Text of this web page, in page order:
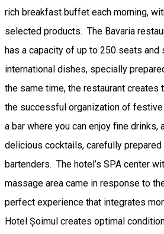
rich breakfast buffet each morning,
selected products. The Bavaria
has a capacity of up to 250 seats and
international dishes, specially
the same time, the restaurant
the successful organization of
a bar where you can enjoy fine drinks,
delicious cocktails, carefully prepared
bartenders. The hotel’s SPA center
massage area came in response to
perfect experience that integrates
Hotel Șoimul creates optimal